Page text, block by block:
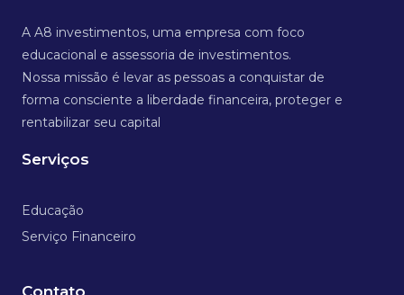
A A8 investimentos, uma empresa com foco
educacional e assessoria de investimentos.
Nossa missão é levar as pessoas a conquistar de
forma consciente a liberdade financeira, proteger e
rentabilizar seu capital
Serviços
Educação
Serviço Financeiro
Contato